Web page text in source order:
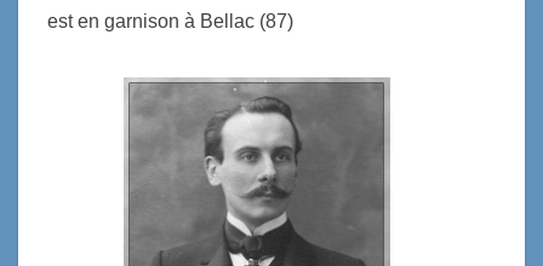
est en garnison à Bellac (87)